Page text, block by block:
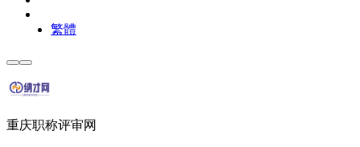
繁體
重庆职称评审网